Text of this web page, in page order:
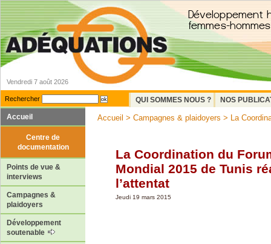
Vendredi 7 août 2026
Rechercher QUI SOMMES NOUS ?
NOS
Accueil
Centre de
documentation
Points de vue &
interviews
Campagnes &
plaidoyers
Développement
soutenable
Accueil > Campagnes & plaidoyers > La
La Coordination du
Mondial 2015 de Tunis
l’attentat
Jeudi 19 mars 2015